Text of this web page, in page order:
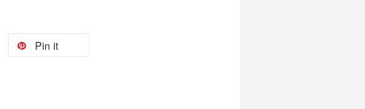
Pin it